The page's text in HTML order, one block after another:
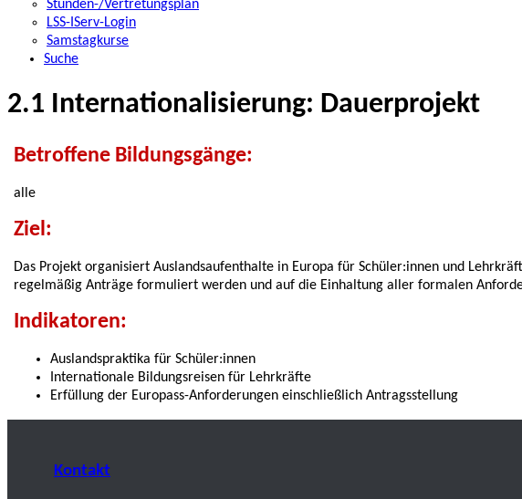
Stunden-/Vertretungsplan
LSS-IServ-Login
Samstagkurse
Suche
2.1 Internationalisierung: Dauerprojekt
Betroffene Bildungsgänge:
alle
Ziel:
Das Projekt organisiert Auslandsaufenthalte in Europa für Schüler:innen und
regelmäßig Anträge formuliert werden und auf die Einhaltung aller formalen
Indikatoren:
Auslandspraktika für Schüler:innen
Internationale Bildungsreisen für Lehrkräfte
Erfüllung der Europass-Anforderungen einschließlich Antragsstellung
Kontakt